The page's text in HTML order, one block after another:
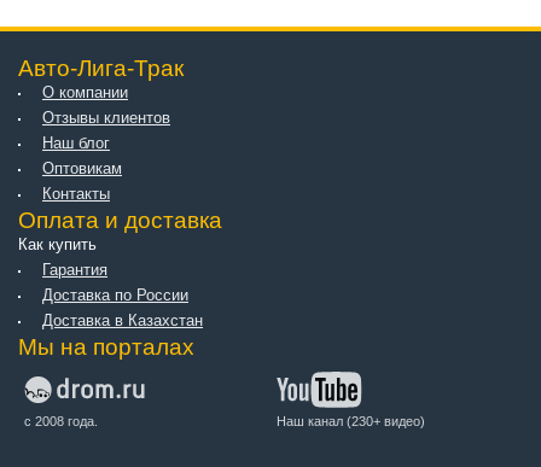
Авто-Лига-Трак
О компании
Отзывы клиентов
Наш блог
Оптовикам
Контакты
Оплата и доставка
Как купить
Гарантия
Доставка по России
Доставка в Казахстан
Мы на порталах
с 2008 года. Наш канал (230+ видео)